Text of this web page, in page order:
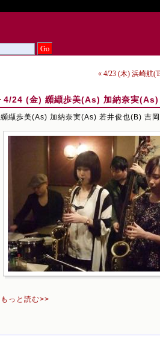
« 4/23 (木) 浜崎航
4/24 (金) 纐纈歩美(As) 加納奈実
纐纈歩美(As) 加納奈実(As) 若井俊也(B) 吉
もっと読む>>